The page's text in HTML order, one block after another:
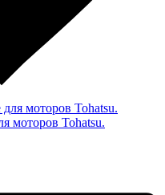
моторов Tohatsu.